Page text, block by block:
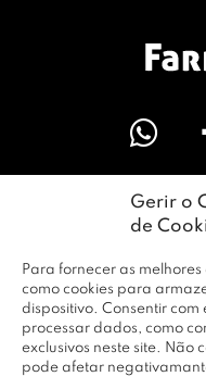
Gerir o
de
Para fornecer as
como cookies para
dispositivo. Consentir com
processar dados, como
exclusivos neste site. Não
pode afetar